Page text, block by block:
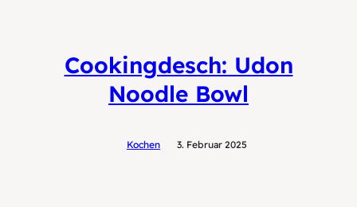
Cookingdesch: Udon
Noodle Bowl
Kochen 3. Februar 2025